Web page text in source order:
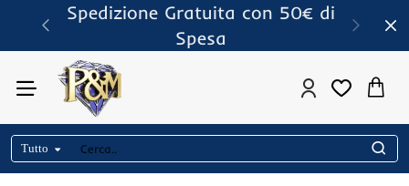
Spedizione Gratuita con 50€ di
Spesa
Tutto
Cerca..